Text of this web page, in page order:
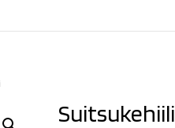
Suitsukehiili